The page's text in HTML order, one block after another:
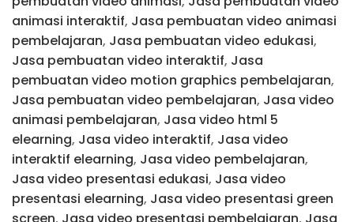
animasi interaktif, Jasa pembuatan video animasi
pembelajaran, Jasa pembuatan video edukasi,
Jasa pembuatan video interaktif, Jasa
pembuatan video motion graphics pembelajaran,
Jasa pembuatan video pembelajaran, Jasa video
animasi pembelajaran, Jasa video html 5
elearning, Jasa video interaktif, Jasa video
interaktif elearning, Jasa video pembelajaran,
Jasa video presentasi edukasi, Jasa video
presentasi elearning, Jasa video presentasi green